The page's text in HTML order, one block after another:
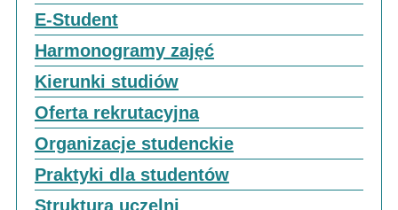
E-Student
Harmonogramy zajęć
Kierunki studiów
Oferta rekrutacyjna
Organizacje studenckie
Praktyki dla studentów
Struktura uczelni